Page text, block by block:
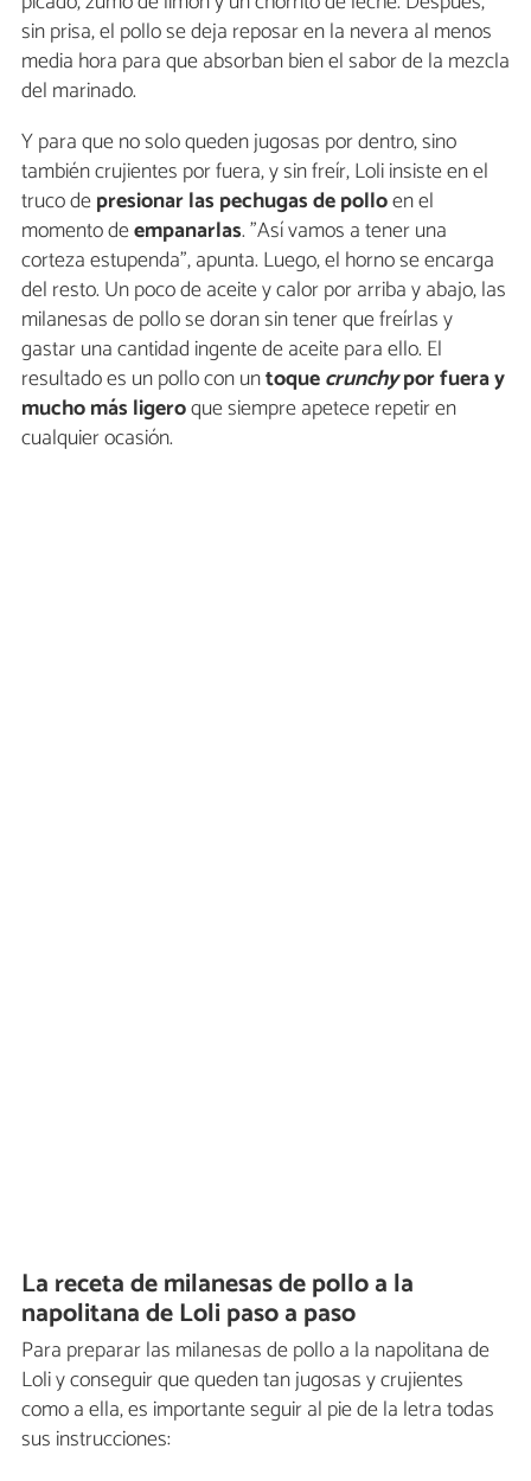
sin prisa, el pollo se deja reposar en la nevera al menos
media hora para que absorban bien el sabor de la mezcla
del marinado.
Y para que no solo queden jugosas por dentro, sino
también crujientes por fuera, y sin freír, Loli insiste en el
truco depresionar las pechugas de polloen el
momento deempanarlas. "Así vamos a tener una
corteza estupenda", apunta. Luego, el horno se encarga
del resto. Un poco de aceite y calor por arriba y abajo, las
milanesas de pollo se doran sin tener que freírlas y
gastar una cantidad ingente de aceite para ello. El
resultado es un pollo con untoquecrunchypor fuera y
mucho más ligeroque siempre apetece repetir en
cualquier ocasión.
La receta de milanesas de pollo a la
napolitana de Loli paso a paso
Para preparar las milanesas de pollo a la napolitana de
Loli y conseguir que queden tan jugosas y crujientes
como a ella, es importante seguir al pie de la letra todas
sus instrucciones: